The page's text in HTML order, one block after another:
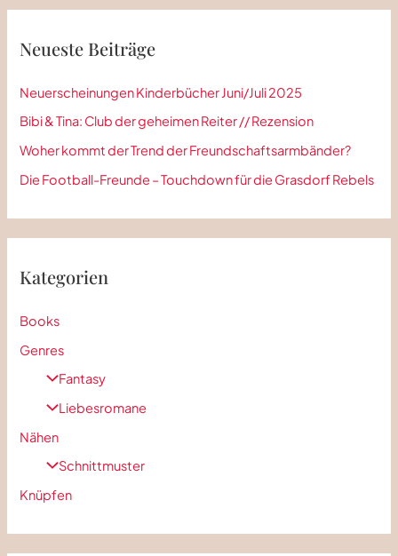
h
n
n
:
Neueste Beiträge
Neuerscheinungen Kinderbücher Juni/Juli 2025
Bibi & Tina: Club der geheimen Reiter // Rezension
Woher kommt der Trend der Freundschaftsarmbänder?
Die Football-Freunde – Touchdown für die Grasdorf Rebels
Kategorien
Books
Genres
Fantasy
Liebesromane
Nähen
Schnittmuster
Knüpfen